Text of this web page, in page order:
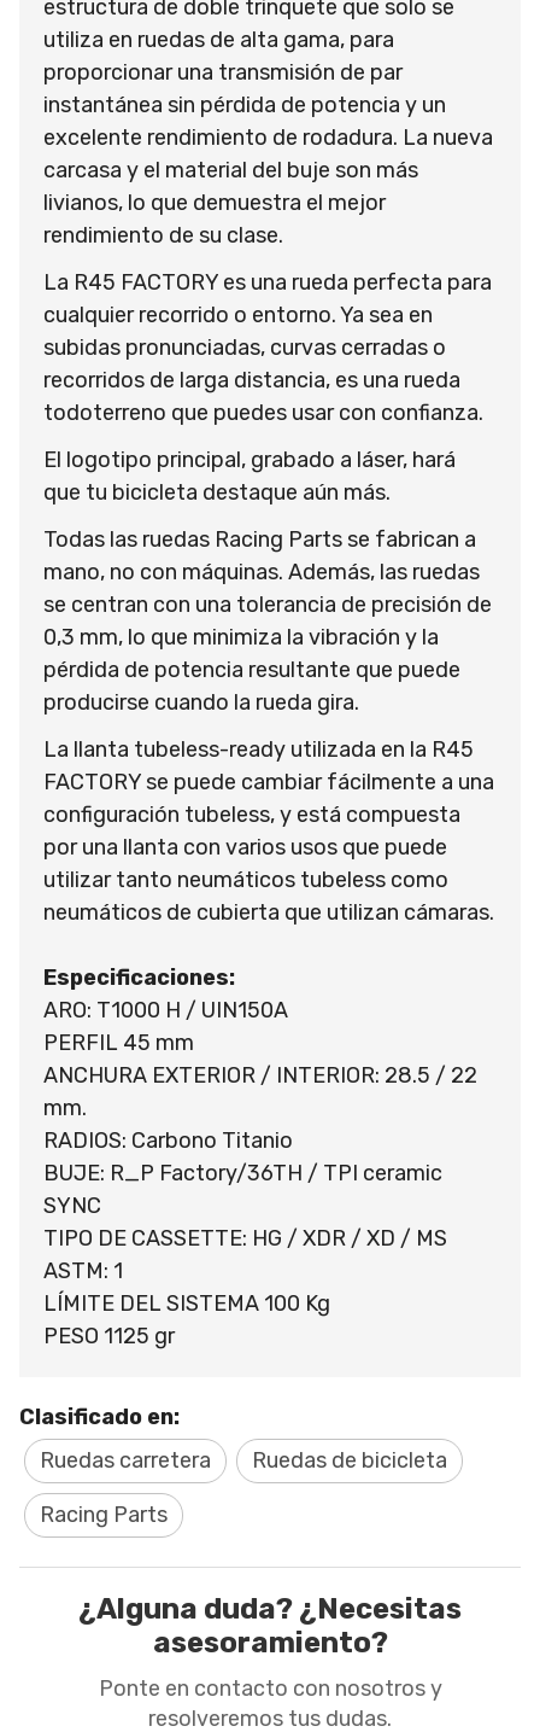
estructura de doble trinquete que solo se
utiliza en ruedas de alta gama, para
proporcionar una transmisión de par
instantánea sin pérdida de potencia y un
excelente rendimiento de rodadura. La nueva
carcasa y el material del buje son más
livianos, lo que demuestra el mejor
rendimiento de su clase.
La R45 FACTORY es una rueda perfecta para
cualquier recorrido o entorno. Ya sea en
subidas pronunciadas, curvas cerradas o
recorridos de larga distancia, es una rueda
todoterreno que puedes usar con confianza.
El logotipo principal, grabado a láser, hará
que tu bicicleta destaque aún más.
Todas las ruedas Racing Parts se fabrican a
mano, no con máquinas. Además, las ruedas
se centran con una tolerancia de precisión de
0,3 mm, lo que minimiza la vibración y la
pérdida de potencia resultante que puede
producirse cuando la rueda gira.
La llanta tubeless-ready utilizada en la R45
FACTORY se puede cambiar fácilmente a una
configuración tubeless, y está compuesta
por una llanta con varios usos que puede
utilizar tanto neumáticos tubeless como
neumáticos de cubierta que utilizan cámaras.
Especificaciones:
ARO: T1000 H / UIN150A
PERFIL 45 mm
ANCHURA EXTERIOR / INTERIOR: 28.5 / 22
mm.
RADIOS: Carbono Titanio
BUJE: R_P Factory/36TH / TPI ceramic
SYNC
TIPO DE CASSETTE: HG / XDR / XD / MS
ASTM: 1
LÍMITE DEL SISTEMA 100 Kg
PESO 1125 gr
Clasificado en:
Ruedas carretera
Ruedas de bicicleta
Racing Parts
¿Alguna duda? ¿Necesitas
asesoramiento?
Ponte en contacto con nosotros y
resolveremos tus dudas.